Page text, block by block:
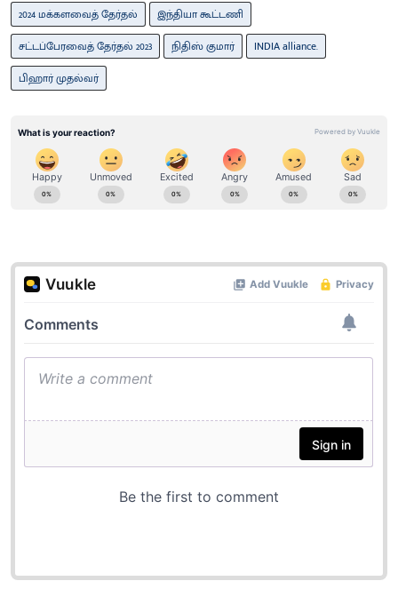
2024 மக்களவைத் தேர்தல்
இந்தியா கூட்டணி
சட்டப்பேரவைத் தேர்தல் 2023
நிதிஸ் குமார்
INDIA alliance.
பிஹார் முதல்வர்